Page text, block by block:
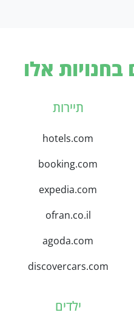
בחנויות אלו
תיירות
hotels.com
booking.com
expedia.com
ofran.co.il
agoda.com
discovercars.com
ילדים